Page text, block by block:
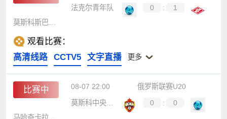
法克尔青年队
0 :
1
观看比赛：
高清线路
CCTV5 文字直播 更多
比赛中 08-07 22:00
俄罗斯联赛U20
莫斯科中央陆军青年队
0 :
0